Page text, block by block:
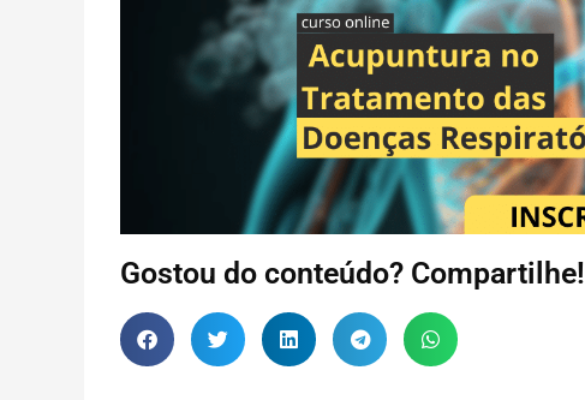
Gostou do conteúdo? Compartilhe!